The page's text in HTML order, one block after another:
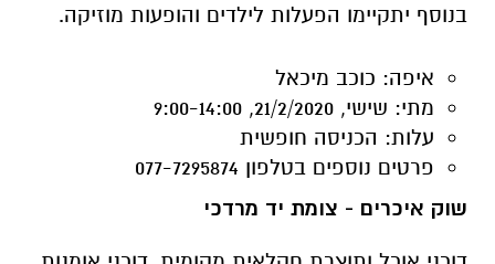
עלות:
הכניסה חופשית
שוק איכרים - צומת יד מרדכי
דוכני אוכל ותוצרת חקלאית מקומית, דוכני אומנות,
תכשיטים ויצירה, יינות, מוצרי יד שנייה ודוכני
נטורפטיה של אמני וחקלאי האיזור. עוד במקום –